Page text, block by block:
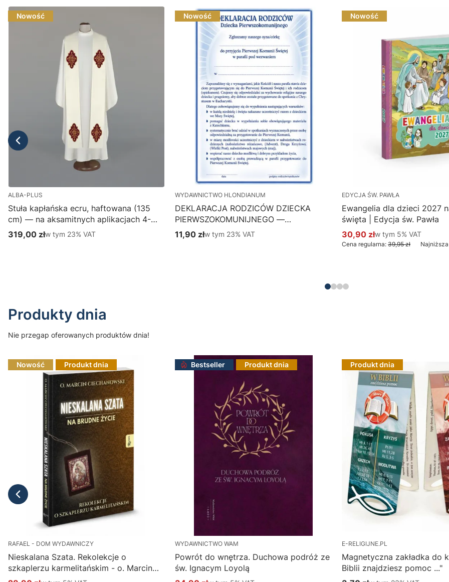
Nowość
ALBA-PLUS
Stuła kapłańska ecru, haftowana (135
cm) — na aksamitnych aplikacjach 4-
387-1
Cena brutto
319,00 złw tym %s VAT
w tym 23% VAT
Nowość
WYDAWNICTWO HLONDIANUM
DEKLARACJA RODZICÓW DZIECKA
PIERWSZOKOMUNIJNEGO —
Wydawnictwo Hlondianum - druk
parafialny, paczka 50 szt.
Cena brutto
11,90 złw tym %s VAT
w tym 23% VAT
Nowość
EDYCJA ŚW. PAWŁA
Ewangelia dla dzieci 2027
święta | Edycja św. Pawła
Cena promocyjna brutto
30,90 złw tym %s VAT
w tym 5% VAT
Cena regularna: 39,95 zł
Produkty dnia
Nie przegap oferowanych produktów dnia!
Nowość Produkt dnia
RAFAEL - DOM WYDAWNICZY
Nieskalana Szata. Rekolekcje o
szkaplerzu karmelitańskim - o. Marcin
Ciechanowski
Bestseller Produkt dnia
WYDAWNICTWO WAM
Powrót do wnętrza. Duchowa podróż ze
św. Ignacym Loyolą
Produkt dnia
E-RELIGIJNE.PL
Magnetyczna zakładka do
Biblii znajdziesz pomoc ..."